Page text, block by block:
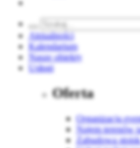
Aktualności
Kalendarium
Nasze obiekty
Usługi
Oferta
Organizacja
Najem terenów
Zabudowa